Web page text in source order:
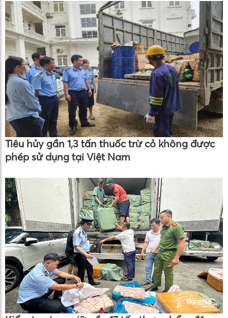
Tiêu hủy gần 1,3 tấn thuốc trừ cỏ không được
phép sử dụng tại Việt Nam